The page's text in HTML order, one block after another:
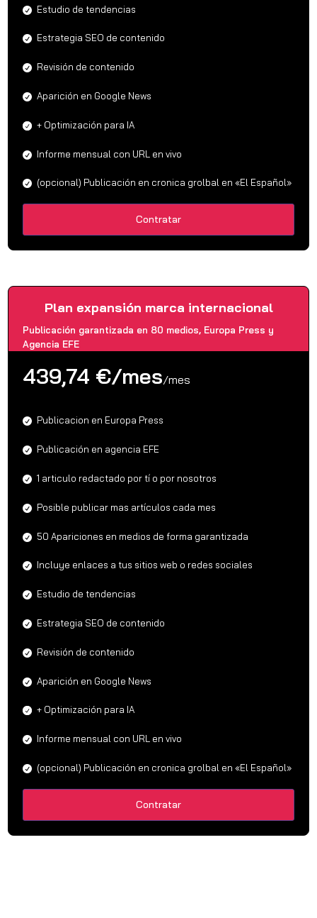
Estudio de tendencias
Estrategia SEO de contenido
Revisión de contenido
Aparición en Google News
+ Optimización para IA
Informe mensual con URL en vivo
(opcional) Publicación en cronica grolbal en «El Español»
Contratar
Plan expansión marca internacional
Publicación garantizada en 80 medios, Europa Press y
Agencia EFE
439,74 €/mes/mes
Publicacion en Europa Press
Publicación en agencia EFE
1 articulo redactado por tí o por nosotros
Posible publicar mas artículos cada mes
50 Apariciones en medios de forma garantizada
Incluye enlaces a tus sitios web o redes sociales
Estudio de tendencias
Estrategia SEO de contenido
Revisión de contenido
Aparición en Google News
+ Optimización para IA
Informe mensual con URL en vivo
(opcional) Publicación en cronica grolbal en «El Español»
Contratar